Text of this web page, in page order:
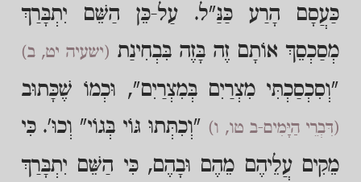
כַּעֲסָם הָרַע כַּנַּ"ל. עַל-כֵּן הַשֵּׁם יִתְבָּרַךְ
מְסַכְסֵךְ אוֹתָם זֶה בָּזֶה בִּבְחִינַת (ישעיה יט, ב)
"וְסִכְסַכְתִּי מִצְרַיִם בְּמִצְרַיִם", וּכְמוֹ שֶׁכָּתוּב
(דִּבְרֵי הַיָּמִים-ב טו, ו) "וְכִתְּתוּ גּוֹי בְּגוֹי" וְכוּ'. כִּי
מֵקִים עֲלֵיהֶם מֵהֶם וּבָהֶם, כִּי הַשֵּׁם יִתְבָּרַךְ